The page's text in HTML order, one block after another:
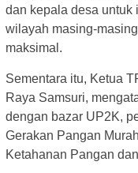
dan kepala desa untuk
wilayah masing-
maksimal.
Sementara itu, Ketua
Raya Samsuri,
dengan bazar UP2K,
Gerakan Pangan
Ketahanan Pangan